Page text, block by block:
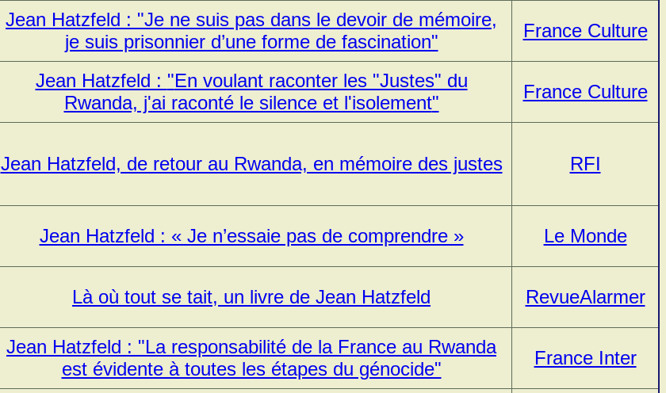
Jean Hatzfeld : "Je ne suis pas dans le devoir de mémoire,
je suis prisonnier d’une forme de fascination"
France Culture
Jean Hatzfeld :
En voulant raconter les "Justes" du
Rwanda, j'ai raconté le silence et l'isolement
France Culture
Jean Hatzfeld, de retour au Rwanda, en mémoire des justes RFI
Jean Hatzfeld : « Je n’essaie pas de comprendre » Le Monde
Là où tout se tait, un livre de Jean Hatzfeld RevueAlarmer
Jean Hatzfeld : "La responsabilité de la France au Rwanda
est évidente à toutes les étapes du génocide"
France Inter